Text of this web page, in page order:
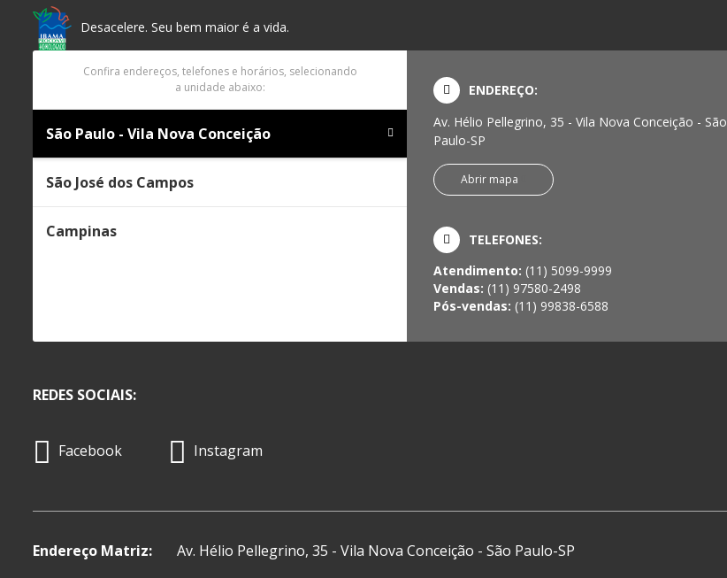
Desacelere. Seu bem maior é a vida.
Confira endereços, telefones e horários, selecionando
a unidade abaixo:
São Paulo - Vila Nova Conceição
São José dos Campos
Campinas
ENDEREÇO:
Av. Hélio Pellegrino, 35 - Vila Nova Conceição - São
Paulo-SP
Abrir mapa
TELEFONES:
Atendimento: (11) 5099-9999
Vendas: (11) 97580-2498
Pós-vendas: (11) 99838-6588
REDES SOCIAIS:
Facebook Instagram
Endereço Matriz: Av. Hélio Pellegrino, 35 - Vila Nova Conceição - São Paulo-SP